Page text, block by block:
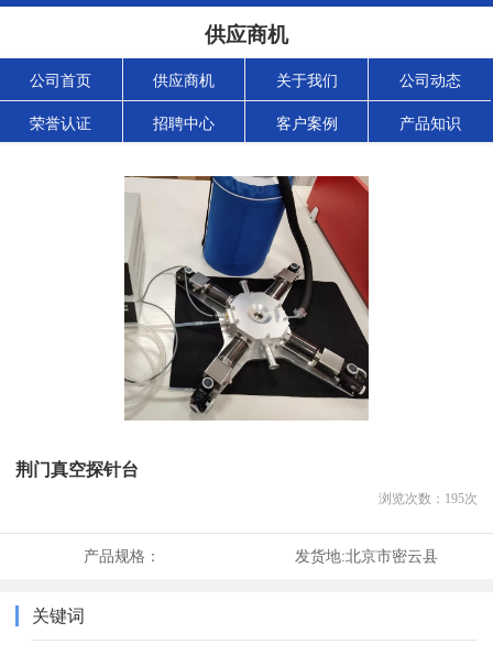
供应商机
公司首页 供应商机 关于我们 公司动态
荣誉认证 招聘中心 客户案例 产品知识
荆门真空探针台
浏览次数： 195次
产品规格： 发货地:北京市密云县
关键词